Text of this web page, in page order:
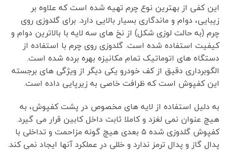
این کفی از بهترین نوع چرم تهیه شده است که علاوه بر
زیبایی، دوام و ماندگاری بسیار بالایی دارد. برای گلدوزی روی
چرم (به حالت لوزی شکل) از نخ های سه لایه با بالاترین دوام و
کیفیت استفاده شده است. گلدوزی روی چرم با استفاده از
دستگاه های اتوماتیک تمام مکانیزه بهره برده شده است.
الگوبرداری دقیق از کف خودرو یکی دیگر از ویژگی های برجسته
این کفپوش است که ظرافت خاصی به زیرپایی داده است.
به دلیل استفاده از لایه های مخصوص در پشت کفپوش، به
هیچ عنوان نمی لغزد و کاملا ثابت داخل کابین قرار می گیرد.
کفپوش گلدوزی شده ۵ بعدی هیچ گونه مزاحمت و تداخلی با
پدال گاز و پدال ترمز ندارد و خللی در عملکرد آنها ایجاد نمی کند.